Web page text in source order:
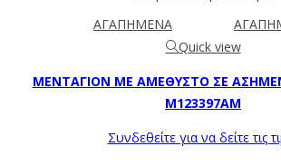
ΑΓΑΠΗΜΕΝΑ
Quick view
ΜΕΝΤΑΓΙΌΝ ΜΕ ΑΜΈΘΥΣΤΟ ΣΕ
M123397AM
Συνδεθείτε για να δείτε τις